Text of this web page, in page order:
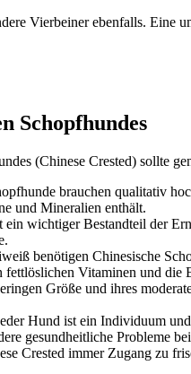
Vier­bei­ner eben­falls. Eine
Schopf­hun­des
(Chi­ne­se Crested) soll­te
brau­chen qua­li­ta­tiv
und Mine­ra­li­en ent­hält.
ein wich­ti­ger Bestand­teil der
benö­ti­gen Chi­ne­si­sche
Vit­ami­nen und die
Grö­ße und ihres
Hund ist ein Indi­vi­du­um
gesund­heit­li­che Pro­ble­me
Crested immer Zugang zu